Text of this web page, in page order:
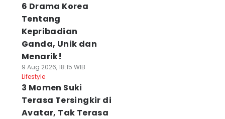
6 Drama Korea
Tentang
Kepribadian
Ganda, Unik dan
Menarik!
9 Aug 2026, 18:15 WIB
Lifestyle
3 Momen Suki
Terasa Tersingkir di
Avatar, Tak Terasa